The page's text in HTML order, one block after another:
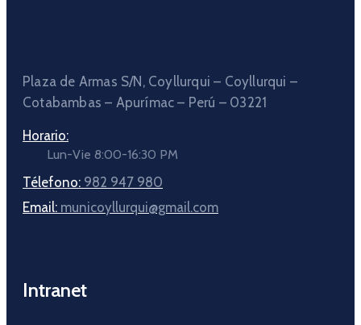
Plaza de Armas S/N, Coyllurqui – Coyllurqui –
Cotabambas – Apurímac – Perú – 03221
Horario:
Lun-Vie 8:00-16:30 PM
Télefono: 982 947 980
Email: municoyllurqui@gmail.com
Intranet